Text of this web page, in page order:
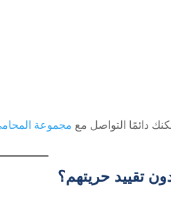
دائمًا التواصل مع مجموعة
تقييد حريتهم؟